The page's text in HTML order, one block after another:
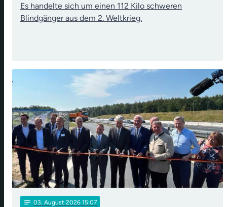
Es handelte sich um einen 112 Kilo schweren
Blindgänger aus dem 2. Weltkrieg.
notes 03. August 2026 15:07